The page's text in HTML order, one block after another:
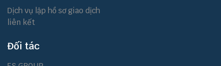
Dịch vụ lập hồ sơ giao dịch
liên kết
Đối tác